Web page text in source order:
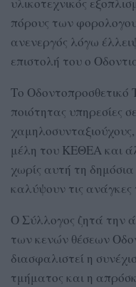
υλικοτεχνικός
πόρους των
ανενεργός λόγω
επιστολή του ο
Το Οδοντοπροσθετικό
ποιότητας υπηρεσίες
μέλη του ΚΕΘΕΑ και
χωρίς αυτή τη
καλύψουν τις ανάγκες
Ο Σύλλογος ζητά την
των κενών θέσεων
διασφαλιστεί η
τμήματος και η